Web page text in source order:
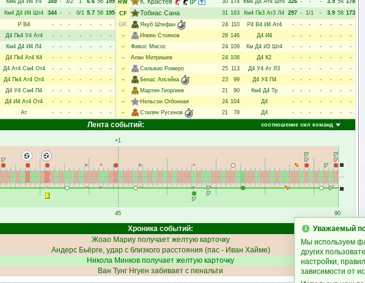
Км4 Д4 И4 У4 349 - 3/2 1 6.6 56 199
Км4 Д4 И4 Шт4 344 - - 0/1 5.7 56 195
Р В4 - - - - - -
-
Д4 Пк4 У4 Ат4 - - - - - -
-
Км4 Д4 И4 Л4 - - - - - -
-
Д4 Пк4 Ат4 К4 - - - - - -
-
Д4 Ат4 См4 От4 - - - - - -
-
Д4 Пк4 Ат4 От4 - - - - - -
-
Д4 У4 См4 П4 - - - - - -
-
Д4 И4 Ат4 От4 - - - - - -
-
Ат - - - - - - -
RW
30 174 Км4 Д4 Ат4 Шт4 326 - - - 3.9 54 178
CF
Тобиас Сана 31 163 Км4 Пк3 Ат3 Л4 297 - 1/1 - 3.9 58 173
GK
Якуб Штефан 24 110 Р4 В4 И4 Ат4 - - - - - -
-
-
Илиян Стоянов 28 146 Д4 И4 - - - - - -
-
-
Фивос Мисос 24 109 Км Д4 И3 Шт4 - - - - - -
-
-
Алан Митришев 24 108 Д4 К2 - - - - - -
-
-
Сильвио Ромеро 25 113 Д4 У4 Ат Л3 - - - - - -
-
-
Бенас Алсейка 23 99 Д4 У4 П4 - - - - - -
-
-
Мартин Георгиев 21 90 Км4 Д4 Тр - - - - - -
-
-
Нельсон Огбонная 24 104 Д4 - - - - - -
-
-
Стилян Русенов 21 78 Д4 - - - - - -
-
соотношение сил команд
Лента событий:
+1
45 90
Хроника событий: Счёт
Жоао Мариуполучает желтую карточку
Андерс Бьёрге, удар с близкого расстояния (пас - Иван Хайме) 1:0
Никола Минков получает желтую карточку
Ван Тунг Нгуен забивает с пенальти 2:0
Уважаемый
Мы используем
других
настройки,
зависимости от